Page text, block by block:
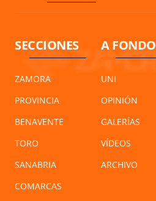
SECCIONES
ZAMORA
PROVINCIA
BENAVENTE
TORO
SANABRIA
COMARCAS
A FONDO
UNI
OPINIÓN
GALERÍAS
VÍDEOS
ARCHIVO